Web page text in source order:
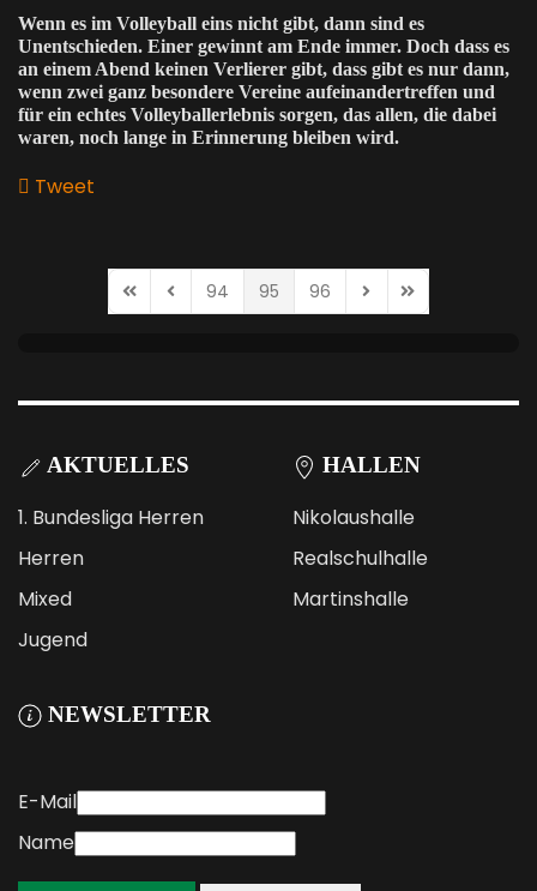
Wenn es im Volleyball eins nicht gibt, dann sind es
Unentschieden. Einer gewinnt am Ende immer. Doch dass es
an einem Abend keinen Verlierer gibt, dass gibt es nur dann,
wenn zwei ganz besondere Vereine aufeinandertreffen und
für ein echtes Volleyballerlebnis sorgen, das allen, die dabei
waren, noch lange in Erinnerung bleiben wird.
Tweet
First PagePrevious Page
94 95 96 Next PageLast Page
AKTUELLES
1. Bundesliga Herren
Herren
Mixed
Jugend
HALLEN
Nikolaushalle
Realschulhalle
Martinshalle
NEWSLETTER
E-Mail
Name